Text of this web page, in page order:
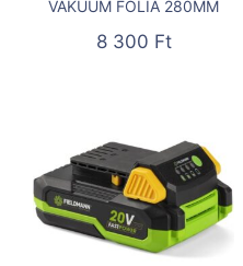
VÁKUUM FÓLIA 280MM
8 300 Ft